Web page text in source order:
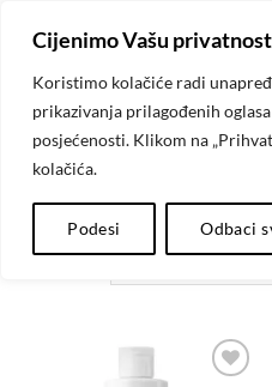
Cijenimo Vašu privatnost
Koristimo kolačiće radi
prikazivanja prilagođenih
posjećenosti. Klikom na
kolačića.
Podesi Odbaci
content
POČETNA / REDKEN